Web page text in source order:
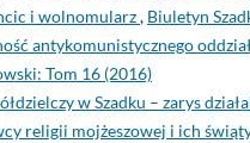
i wolnomularz, Biuletyn
antykomunistycznego
Tom 16 (2016)
w Szadku – zarys
religii mojżeszowej i ich